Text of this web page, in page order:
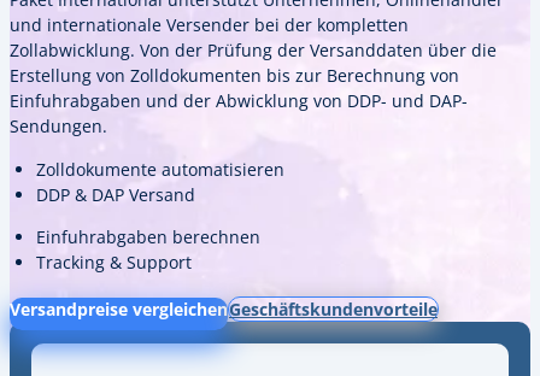
und internationale Versender bei der kompletten
Zollabwicklung. Von der Prüfung der Versanddaten über die
Erstellung von Zolldokumenten bis zur Berechnung von
Einfuhrabgaben und der Abwicklung von DDP- und DAP-
Sendungen.
Zolldokumente automatisieren
DDP & DAP Versand
Einfuhrabgaben berechnen
Tracking & Support
Versandpreise vergleichenGeschäftskundenvorteile